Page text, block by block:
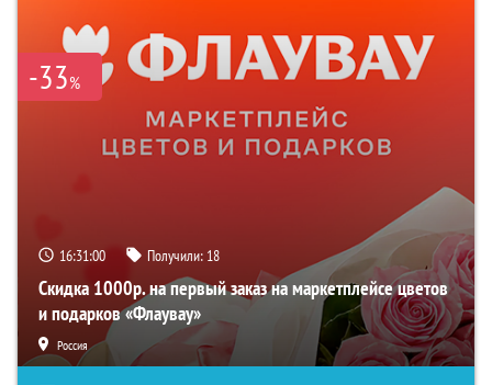
-33%
16:31:00 Получили: 18
Скидка 1000р. на первый заказ на маркетплейсе цветов
и подарков «Флаувау»
Россия